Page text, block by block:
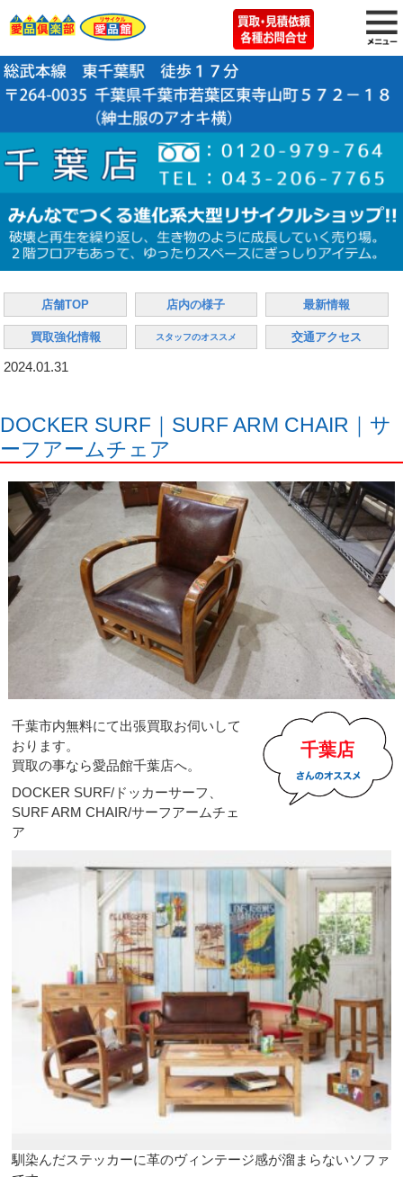
店舗TOP 店内の様子 最新情報
買取強化情報 スタッフのオススメ 交通アクセス
2024.01.31
DOCKER SURF｜SURF ARM CHAIR｜サ
ーフアームチェア
千葉店
千葉市内無料にて出張買取お伺いして
おります。
買取の事なら愛品館千葉店へ。
DOCKER SURF/ドッカーサーフ、
SURF ARM CHAIR/サーフアームチェ
ア
馴染んだステッカーに革のヴィンテージ感が溜まらないソファ